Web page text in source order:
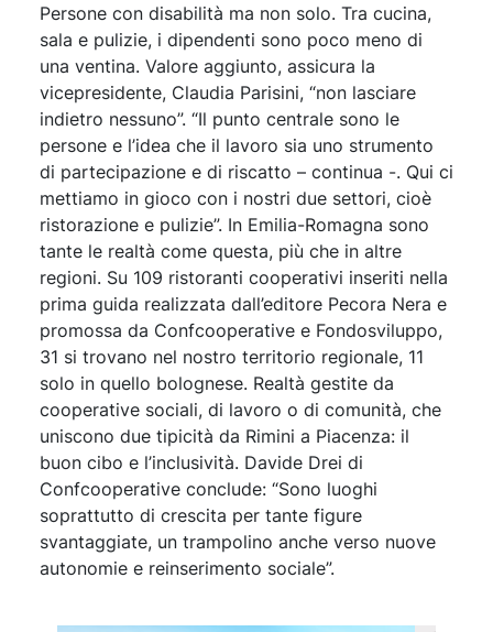
Persone con disabilità ma non solo. Tra cucina,
sala e pulizie, i dipendenti sono poco meno di
una ventina. Valore aggiunto, assicura la
vicepresidente, Claudia Parisini, “non lasciare
indietro nessuno”. “Il punto centrale sono le
persone e l’idea che il lavoro sia uno strumento
di partecipazione e di riscatto – continua -. Qui ci
mettiamo in gioco con i nostri due settori, cioè
ristorazione e pulizie”. In Emilia-Romagna sono
tante le realtà come questa, più che in altre
regioni. Su 109 ristoranti cooperativi inseriti nella
prima guida realizzata dall’editore Pecora Nera e
promossa da Confcooperative e Fondosviluppo,
31 si trovano nel nostro territorio regionale, 11
solo in quello bolognese. Realtà gestite da
cooperative sociali, di lavoro o di comunità, che
uniscono due tipicità da Rimini a Piacenza: il
buon cibo e l’inclusività. Davide Drei di
Confcooperative conclude: “Sono luoghi
soprattutto di crescita per tante figure
svantaggiate, un trampolino anche verso nuove
autonomie e reinserimento sociale”.